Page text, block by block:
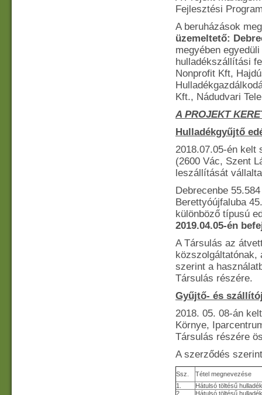
Fejlesztési
A beruházások
üzemeltető:
megyében
hulladékszállítási
Nonprofit Kft,
Kft., Nádudvari
A PROJEKT
Hulladékgyűjtő
2018.07.05-én kelt
(2600 Vác, Szent
leszállítását
Debrecenbe
Berettyóújfaluba
különböző típusú
2019.04.05-én
A Társulás az
közszolgáltatónak,
szerint a
Társulás részére.
Gyűjtő- és
2018. 05. 08-án
Környe,
Társulás részére
A szerződés
Ssz.
Tétel megnevezése
1.
Hátulsó töltésű
2.
Hátulsó töltésű